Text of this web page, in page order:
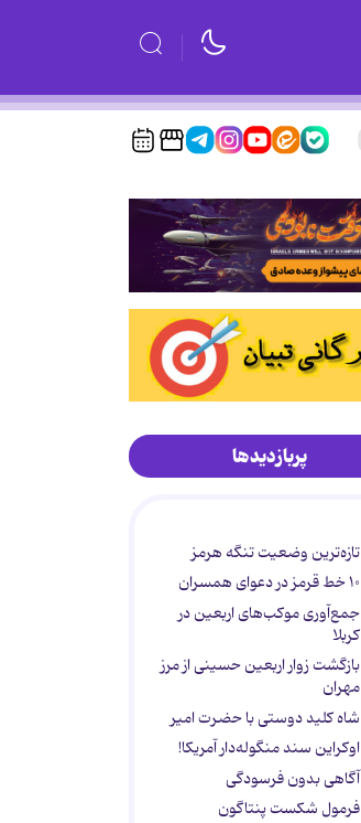
پربازدیدها
تازه‌ترین وضعیت تنگه هرمز
۱۰ خط قرمز در دعوای همسران
جمع‌آوری موکب‌های اربعین در
کربلا
بازگشت زوار اربعین حسینی از مرز
مهران
شاه کلید دوستی با حضرت امیر
اوکراین سند منگوله‌دار آمریکا!
آگاهی بدون فرسودگی
فرمول شکست پنتاگون